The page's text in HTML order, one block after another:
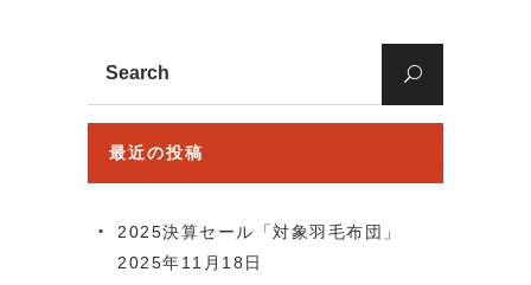
最近の投稿
2025決算セール「対象羽毛布団」
2025年11月18日